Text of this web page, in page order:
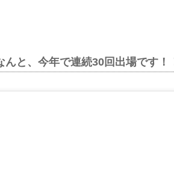
と、今年で連続30回出場です！